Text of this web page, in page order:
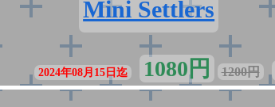
Mini Settlers
2024年08月15日迄 1080円 1200円